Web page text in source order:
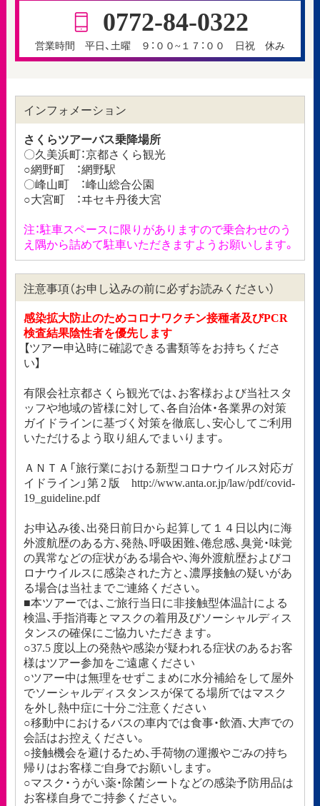
0772-84-0322
営業時間 平日、土曜 ９：００~１７：００ 日祝 休み
インフォメーション
さくらツアーバス乗降場所
〇久美浜町：京都さくら観光
○網野町 ：網野駅
〇峰山町 ：峰山総合公園
○大宮町 ：ヰセキ丹後大宮
注：駐車スペースに限りがありますので乗合わせのう
え隅から詰めて駐車いただきますようお願いします。
注意事項（お申し込みの前に必ずお読みください）
感染拡大防止のためコロナワクチン接種者及びPCR
検査結果陰性者を優先します
【ツアー申込時に確認できる書類等をお持ちくださ
い】
有限会社京都さくら観光では、お客様および当社スタ
ッフや地域の皆様に対して、各自治体・各業界の対策
ガイドラインに基づく対策を徹底し、安心してご利用
いただけるよう取り組んでまいります。
ＡＮＴＡ「旅行業における新型コロナウイルス対応ガ
イドライン」第 2 版 http://www.anta.or.jp/law/pdf/covid-
19_guideline.pdf
お申込み後、出発日前日から起算して１４日以内に海
外渡航歴のある方、発熱、呼吸困難、倦怠感、臭覚・味覚
の異常などの症状がある場合や、海外渡航歴およびコ
ロナウイルスに感染された方と、濃厚接触の疑いがあ
る場合は当社までご連絡ください。
■本ツアーでは、ご旅行当日に非接触型体温計による
検温、手指消毒とマスクの着用及びソーシャルディス
タンスの確保にご協力いただきます。
○37.5 度以上の発熱や感染が疑われる症状のあるお客
様はツアー参加をご遠慮ください
○ツアー中は無理をせずこまめに水分補給をして屋外
でソーシャルディスタンスが保てる場所ではマスク
を外し熱中症に十分ご注意ください
○移動中におけるバスの車内では食事・飲酒、大声での
会話はお控えください。
○接触機会を避けるため、手荷物の運搬やごみの持ち
帰りはお客様ご自身でお願いします。
○マスク・うがい薬・除菌シートなどの感染予防用品は
お客様自身でご持参ください。